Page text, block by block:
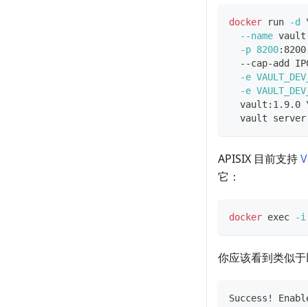
docker run -d
--name
-p 8200
--cap-add
-e
-e
  vault:1.9.0
vault
APISIX 目前支持
它：
docker exec -i
你应该看到类似
Success!